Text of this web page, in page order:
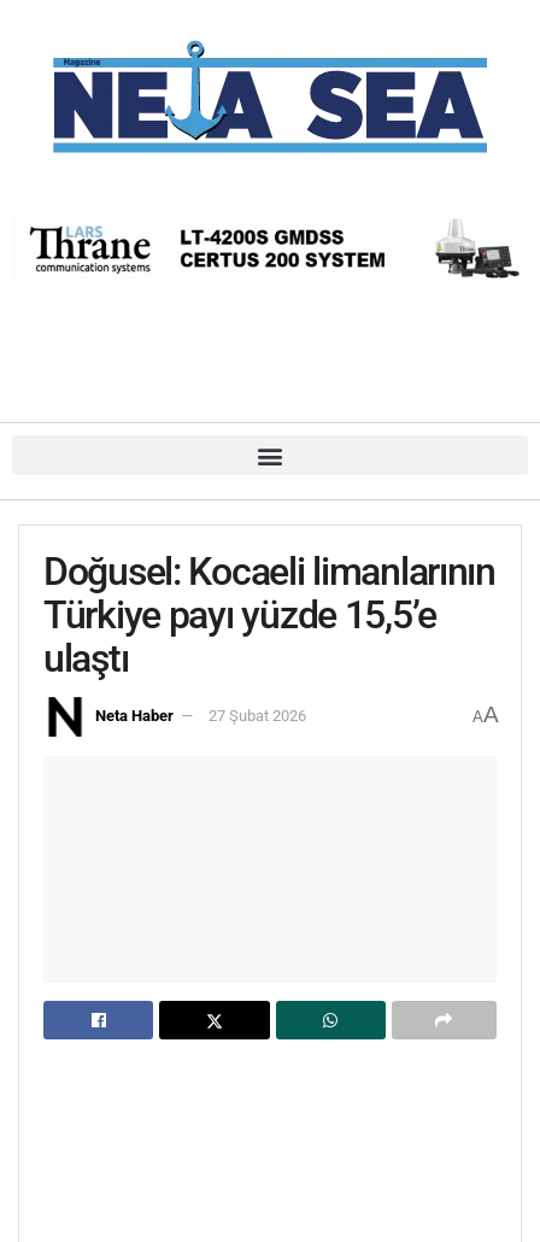
Doğusel: Kocaeli limanlarının
Türkiye payı yüzde 15,5’e
ulaştı
Neta Haber 27 Şubat 2026 AA